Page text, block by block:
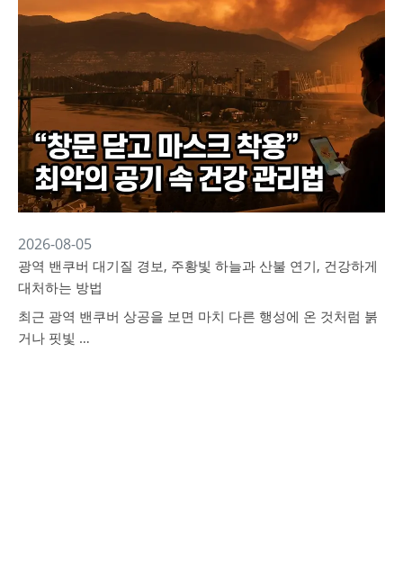
2026-08-05
광역 밴쿠버 대기질 경보, 주황빛 하늘과 산불 연기, 건강하게
대처하는 방법
최근 광역 밴쿠버 상공을 보면 마치 다른 행성에 온 것처럼 붉
거나 핏빛 …